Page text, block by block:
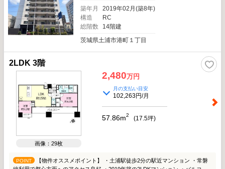
築年月
2019年02月(築8年)
構造
RC
総階数
14階建
茨城県土浦市港町１丁目
2LDK 3階
画像：29枚
2,480万円
月の支払い目安
102,263円/月
57.86m2 (17.5坪)
POINT
【物件オススメポイント】 ・土浦駅徒歩2分の駅近マンション ・常磐